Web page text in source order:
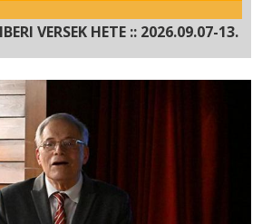
VERSEK HETE :: 2026.09.07-13.